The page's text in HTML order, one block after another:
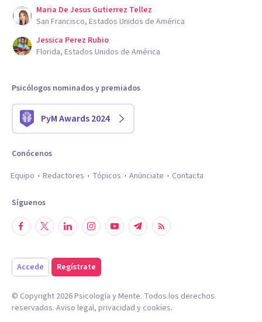
Maria De Jesus Gutierrez Tellez
San Francisco, Estados Unidos de América
Jessica Perez Rubio
Florida, Estados Unidos de América
Psicólogos nominados y premiados
PyM Awards 2024
Conócenos
Equipo
Redactores Tópicos Anúnciate Contacta
Síguenos
Accede Regístrate
© Copyright 2026Psicología y Mente. Todos los derechos
reservados. Aviso legal, privacidad y cookies.